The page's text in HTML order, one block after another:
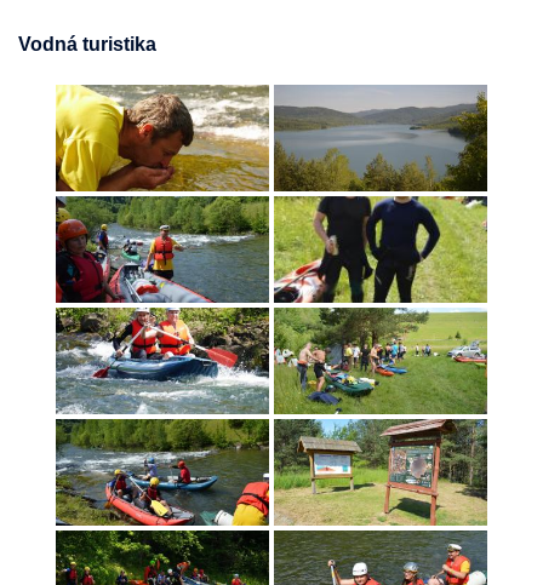
Vodná turistika